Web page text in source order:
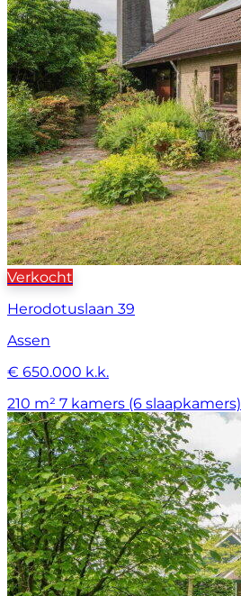
Verkocht
Herodotuslaan 39
Assen
€ 650.000 k.k.
210 m² 7 kamers (6 slaapkamers)